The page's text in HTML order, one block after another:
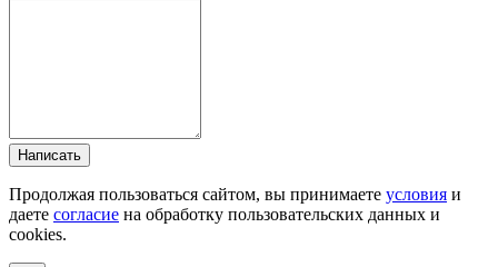
Написать
Продолжая пользоваться сайтом, вы принимаете условия и
даете согласие на обработку пользовательских данных и
cookies.